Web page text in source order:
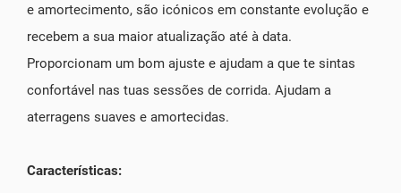
e amortecimento, são icónicos em constante evolução e
recebem a sua maior atualização até à data.
Proporcionam um bom ajuste e ajudam a que te sintas
confortável nas tuas sessões de corrida. Ajudam a
aterragens suaves e amortecidas.
Características: